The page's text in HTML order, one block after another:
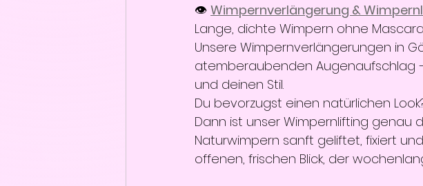
👁️ Wimpernverlängerung &
Lange, dichte Wimpern ohne
Unsere Wimpernverlängerungen in
atemberaubenden Augenaufschlag
und deinen Stil.
Du bevorzugst einen natürlichen
Dann ist unser Wimpernlifting genau
Naturwimpern sanft geliftet, fixiert
offenen, frischen Blick, der